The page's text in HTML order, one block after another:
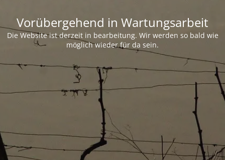
Vorübergehend in Wartungsarbeit
Die Website ist derzeit in bearbeitung. Wir werden so bald wie
möglich wieder für da sein.